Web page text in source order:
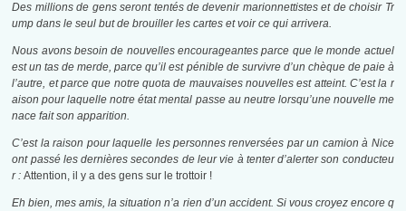
Des millions de gens seront tentés de devenir marionnettistes et de choisir Tr
ump dans le seul but de brouiller les cartes et voir ce qui arrivera.
Nous avons besoin de nouvelles encourageantes parce que le monde actuel
est un tas de merde, parce qu’il est pénible de survivre d’un chèque de paie à
l’autre, et parce que notre quota de mauvaises nouvelles est atteint. C’est la r
aison pour laquelle notre état mental passe au neutre lorsqu’une nouvelle me
nace fait son apparition.
C’est la raison pour laquelle les personnes renversées par un camion à Nice
ont passé les dernières secondes de leur vie à tenter d’alerter son conducteu
r :Attention, il y a des gens sur le trottoir !
Eh bien, mes amis, la situation n’a rien d’un accident. Si vous croyez encore q